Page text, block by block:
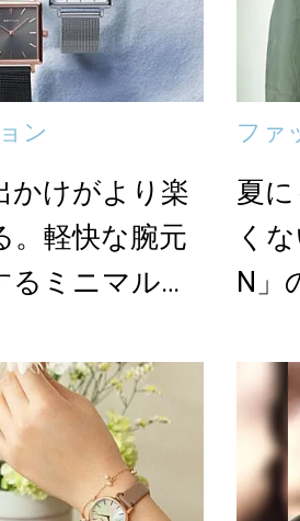
ン
かけがより楽
。軽快な腕元
るミニマルデ
ファ
夏
く
N」